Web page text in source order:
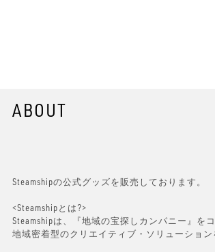
ABOUT
Steamshipの公式グッズを販売しております。
<Steamshipとは?>
Steamshipは、『地域の宝探しカンパニー』をコ
地域密着型のクリエイティブ・ソリューション